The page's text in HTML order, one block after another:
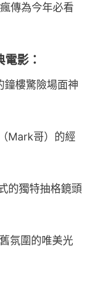
傳為今年必看
影：
鐘樓驚險場面神
Mark哥）的經
的獨特抽格鏡頭
氛圍的唯美光